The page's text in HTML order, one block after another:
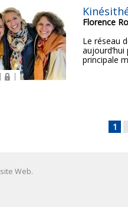
Florence
Le réseau
principale
1
Web.